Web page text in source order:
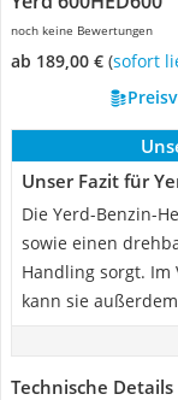
noch keine Bewertungen
ab 189,00 € ( Sofort
Unser Fazit für
Die Yerd-Benzin-
sowie einen
Handling sorgt. Im
kann sie
Technische Details